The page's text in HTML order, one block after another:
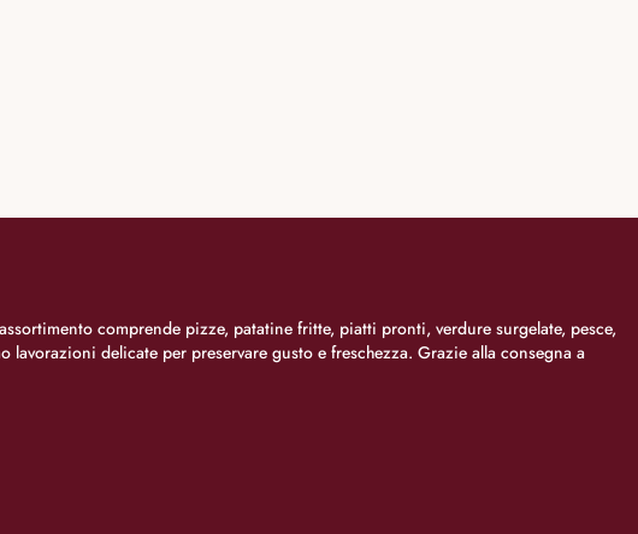
comprende pizze, patatine fritte, piatti pronti, verdure surgelate, pesce,
delicate per preservare gusto e freschezza. Grazie alla consegna a